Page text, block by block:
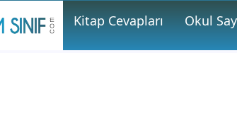
Kitap Cevapları Okul